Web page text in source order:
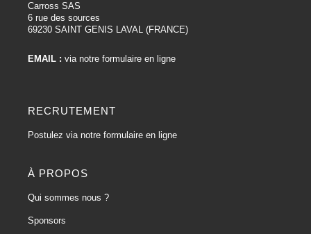
Carross SAS
6 rue des sources
69230 SAINT GENIS LAVAL (FRANCE)
EMAIL : via notre formulaire en ligne
RECRUTEMENT
Postulez via notre formulaire en ligne
À PROPOS
Qui sommes nous ?
Sponsors